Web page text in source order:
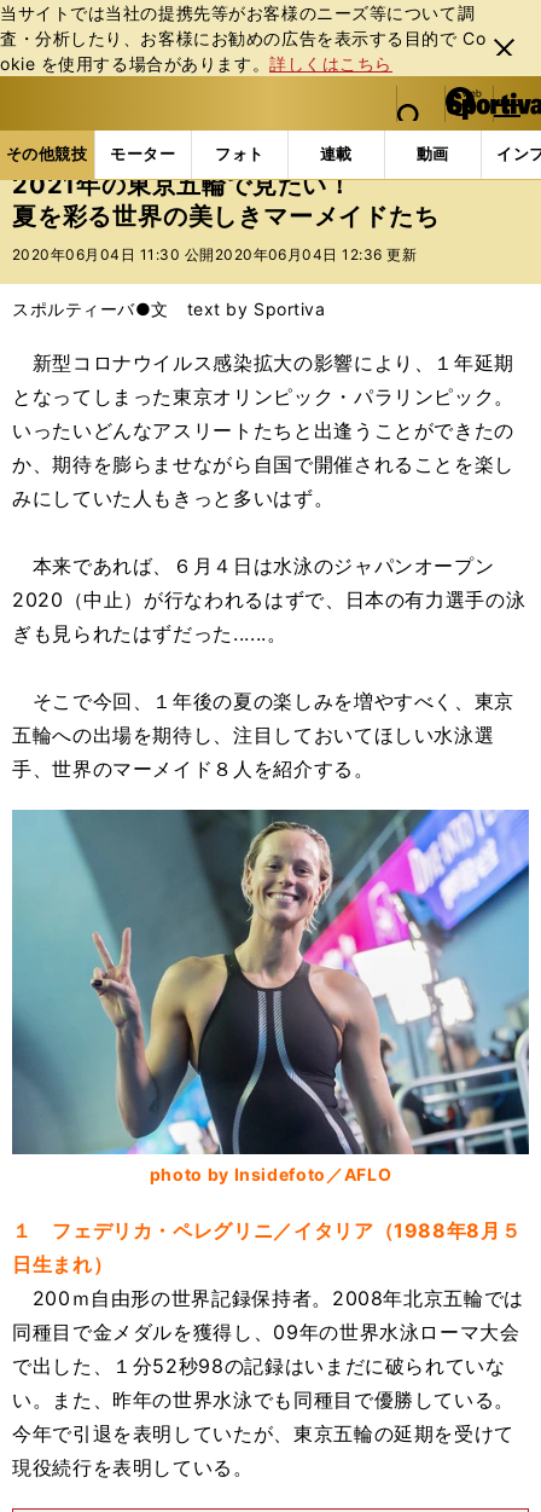
当サイトでは当社の提携先等がお客様のニーズ等について調
査・分析したり、お客様にお勧めの広告を表⽰する⽬的で Co
okie を使⽤する場合があります。詳しくはこちら
閉じ
る
web Sportiva (webスポルティーバ)
検索
マイペ
ー
ジ
メニュ
その他競技 モーター フォト 連載 動画 イン
ス
ポ
ル
バ
その他競技の記事一覧 水泳 2021年の東京五輪で見
2021年の東京五輪で見たい！
夏を彩る世界の美しきマーメイドたち
2020年06月04日 11:30 公開 2020年06月04日 12:36 更新
スポルティーバ●文 text by Sportiva
新型コロナウイルス感染拡大の影響により、１年延期
となってしまった東京オリンピック・パラリンピック。
いったいどんなアスリートたちと出逢うことができたの
か、期待を膨らませながら自国で開催されることを楽し
みにしていた人もきっと多いはず。
本来であれば、６月４日は水泳のジャパンオープン
2020（中止）が行なわれるはずで、日本の有力選手の泳
ぎも見られたはずだった......。
そこで今回、１年後の夏の楽しみを増やすべく、東京
五輪への出場を期待し、注目しておいてほしい水泳選
手、世界のマーメイド８人を紹介する。
photo by Insidefoto／AFLO
１ フェデリカ・ペレグリニ／イタリア（1988年8月５
日生まれ）
200ｍ自由形の世界記録保持者。2008年北京五輪では
同種目で金メダルを獲得し、09年の世界水泳ローマ大会
で出した、１分52秒98の記録はいまだに破られていな
い。また、昨年の世界水泳でも同種目で優勝している。
今年で引退を表明していたが、東京五輪の延期を受けて
現役続行を表明している。